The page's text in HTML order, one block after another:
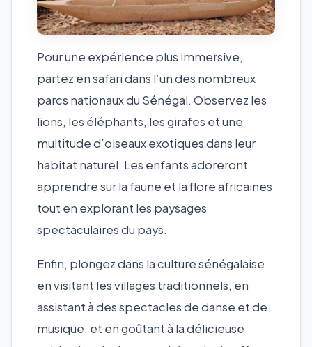
Pour une expérience plus immersive,
partez en safari dans l’un des nombreux
parcs nationaux du Sénégal. Observez les
lions, les éléphants, les girafes et une
multitude d’oiseaux exotiques dans leur
habitat naturel. Les enfants adoreront
apprendre sur la faune et la flore africaines
tout en explorant les paysages
spectaculaires du pays.
Enfin, plongez dans la culture sénégalaise
en visitant les villages traditionnels, en
assistant à des spectacles de danse et de
musique, et en goûtant à la délicieuse